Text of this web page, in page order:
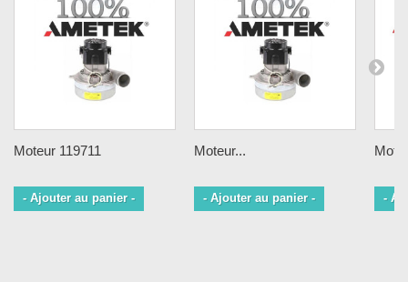
Moteur 119711
- Ajouter au panier -
Moteur...
- Ajouter au panier - -